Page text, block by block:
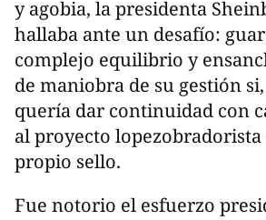
y agobia, la presidenta
hallaba ante un desafío:
complejo equilibrio y
de maniobra de su gestión
quería dar continuidad con
al proyecto lopezobradorista
propio sello.
Fue notorio el esfuerzo